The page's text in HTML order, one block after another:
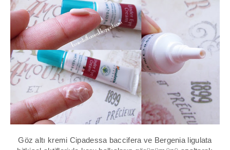
Göz altı kremi Cipadessa baccifera ve Bergenia ligulata